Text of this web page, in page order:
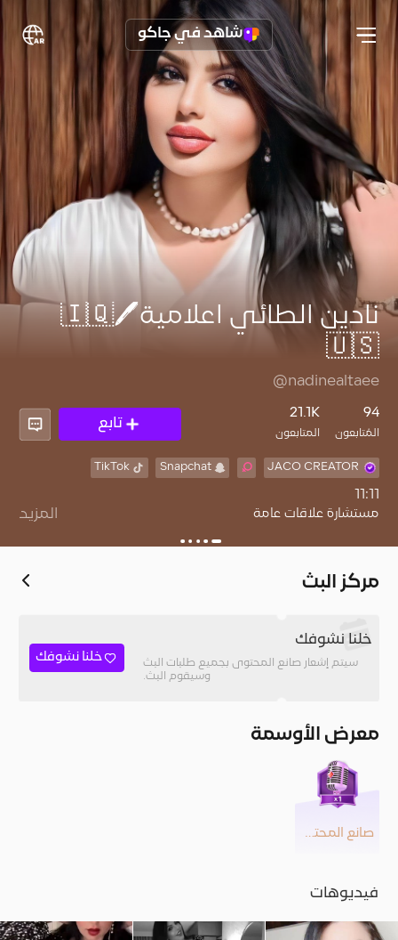
شاهد في جاكو
نادين الطائي اعلامية🖊️🇮🇶
🇺🇸
@nadinealtaee
94
المُتابعون
21.1K
المتابعون
تابع
JACO CREATOR
Snapchat
💙دعمكم سبب استمراري ❤️
المزيد
مركز البث
خلنا نشوفك
سيتم إشعار صانع المحتوى بجميع طلبات البث
وسيقوم البث.
خلنا نشوفك
معرض الأوسمة
صانع المحتوى
فيديوهات